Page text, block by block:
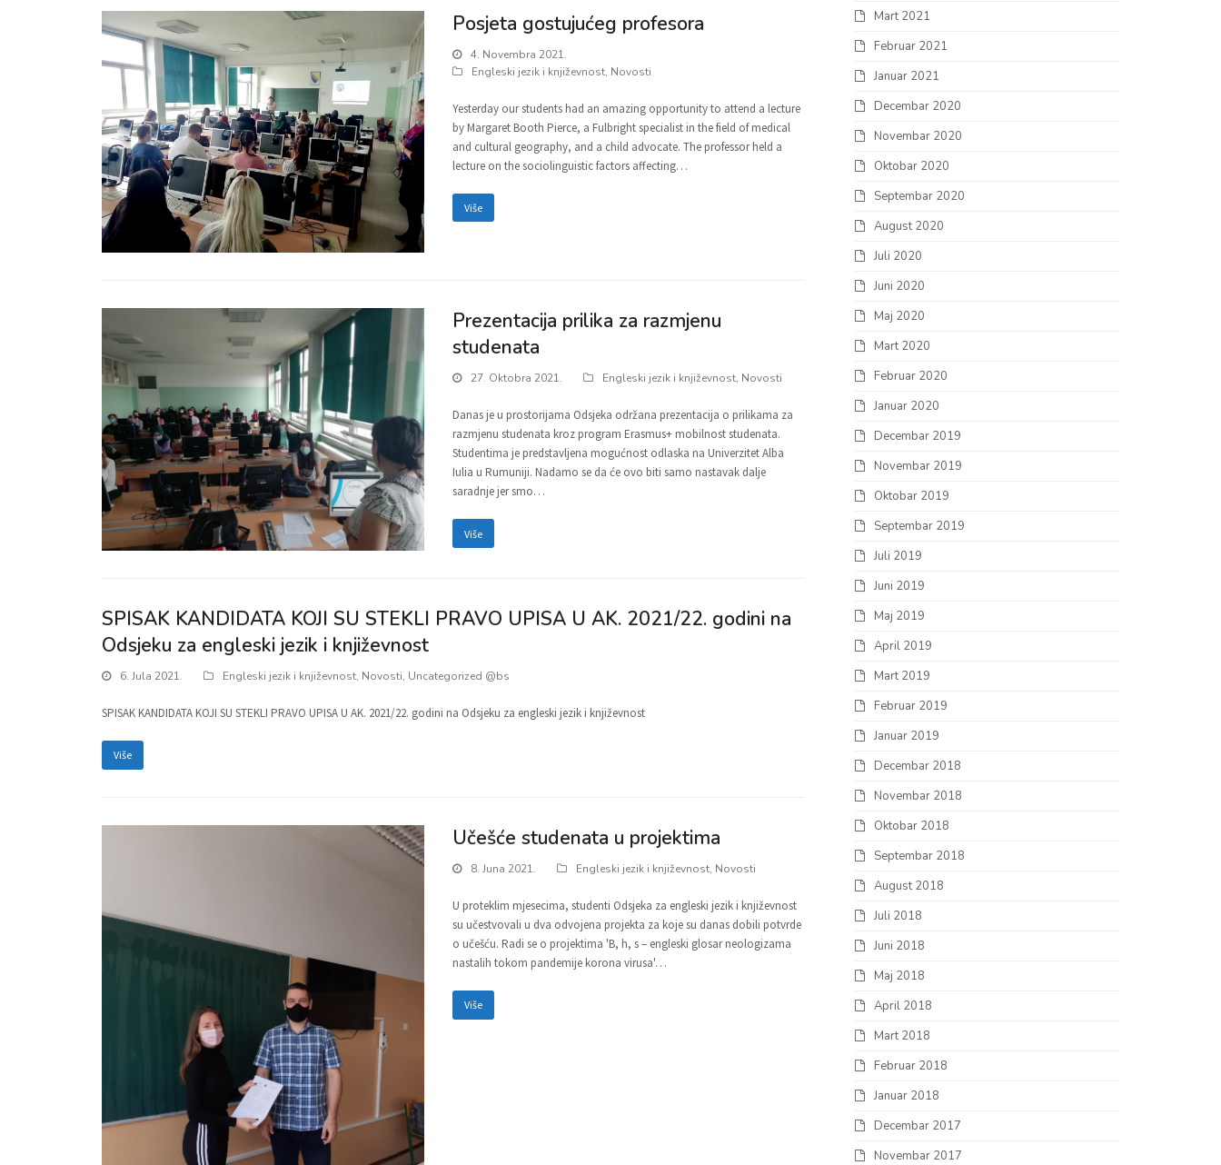
Posjeta gostujućeg profesora
4. Novembra 2021.
Engleski jezik i književnost, Novosti
Yesterday our students had an amazing opportunity to attend a lecture
by Margaret Booth Pierce, a Fulbright specialist in the field of medical
and cultural geography, and a child advocate. The professor held a
lecture on the sociolinguistic factors affecting…
Više
Prezentacija prilika za razmjenu
studenata
27. Oktobra 2021. Engleski jezik i književnost, Novosti
Danas je u prostorijama Odsjeka održana prezentacija o prilikama za
razmjenu studenata kroz program Erasmus+ mobilnost studenata.
Studentima je predstavljena mogućnost odlaska na Univerzitet Alba
Iulia u Rumuniji. Nadamo se da će ovo biti samo nastavak dalje
saradnje jer smo…
Više
SPISAK KANDIDATA KOJI SU STEKLI PRAVO UPISA U AK. 2021/22. godini na
Odsjeku za engleski jezik i književnost
6. Jula 2021. Engleski jezik i književnost, Novosti, Uncategorized @bs
SPISAK KANDIDATA KOJI SU STEKLI PRAVO UPISA U AK. 2021/22. godini na Odsjeku za engleski jezik i književnost
Više
Učešće studenata u projektima
8. Juna 2021. Engleski jezik i književnost, Novosti
U proteklim mjesecima, studenti Odsjeka za engleski jezik i književnost
su učestvovali u dva odvojena projekta za koje su danas dobili potvrde
o učešću. Radi se o projektima 'B, h, s – engleski glosar neologizama
nastalih tokom pandemije korona virusa'…
Više
Mart 2021
Februar 2021
Januar 2021
Decembar 2020
Novembar 2020
Oktobar 2020
Septembar 2020
August 2020
Juli 2020
Juni 2020
Maj 2020
Mart 2020
Februar 2020
Januar 2020
Decembar 2019
Novembar 2019
Oktobar 2019
Septembar 2019
Juli 2019
Juni 2019
Maj 2019
April 2019
Mart 2019
Februar 2019
Januar 2019
Decembar 2018
Novembar 2018
Oktobar 2018
Septembar 2018
August 2018
Juli 2018
Juni 2018
Maj 2018
April 2018
Mart 2018
Februar 2018
Januar 2018
Decembar 2017
Novembar 2017